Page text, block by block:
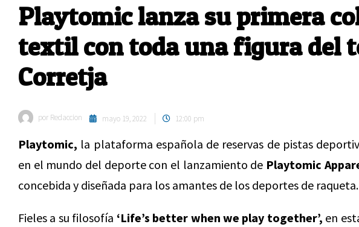
Playtomic lanza su primera
textil con toda una figura del
Corretja
por Redaccion mayo 19, 2022 12:00 pm
Playtomic, la plataforma española de reservas de pistas
en el mundo del deporte con el lanzamiento de Playtomic
concebida y diseñada para los amantes de los deportes de raqueta.
Fieles a su filosofía ‘Life’s better when we play together’, en